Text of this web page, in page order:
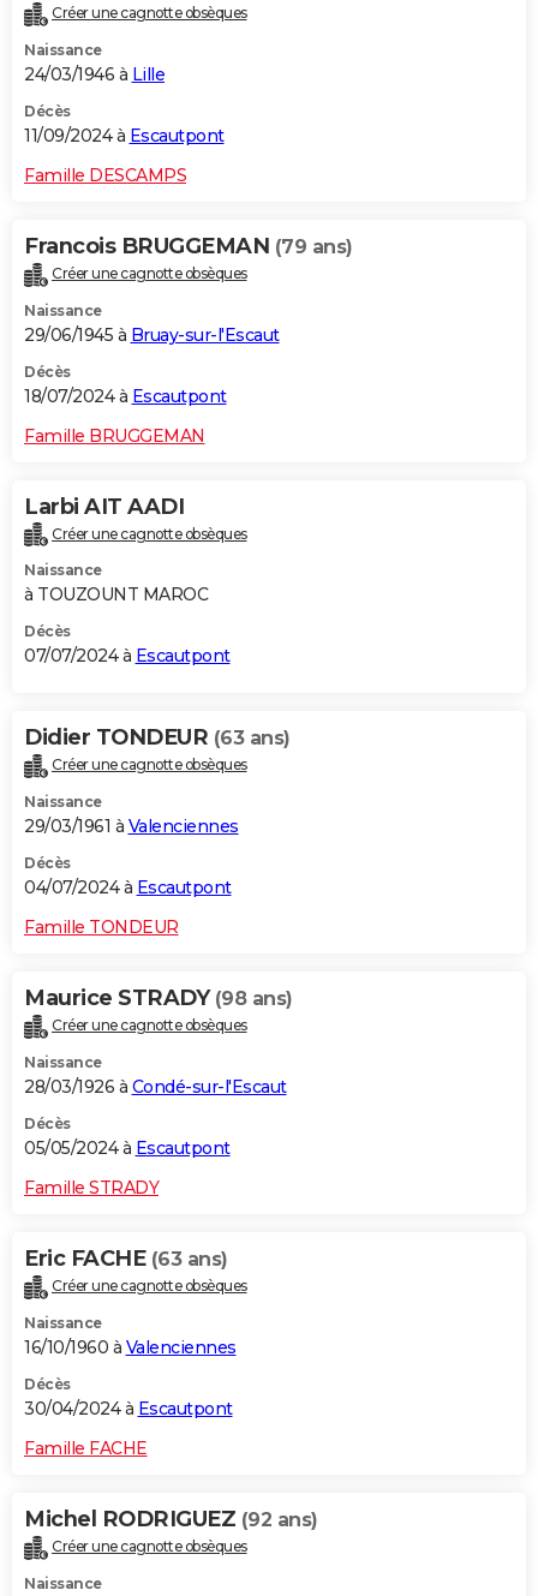
Créer une cagnotte obsèques
Naissance
24/03/1946 à Lille
Décès
11/09/2024 à Escautpont
Famille DESCAMPS
Francois BRUGGEMAN (79 ans)
Créer une cagnotte obsèques
Naissance
29/06/1945 à Bruay-sur-l'Escaut
Décès
18/07/2024 à Escautpont
Famille BRUGGEMAN
Larbi AIT AADI
Créer une cagnotte obsèques
Naissance
à TOUZOUNT MAROC
Décès
07/07/2024 à Escautpont
Didier TONDEUR (63 ans)
Créer une cagnotte obsèques
Naissance
29/03/1961 à Valenciennes
Décès
04/07/2024 à Escautpont
Famille TONDEUR
Maurice STRADY (98 ans)
Créer une cagnotte obsèques
Naissance
28/03/1926 à Condé-sur-l'Escaut
Décès
05/05/2024 à Escautpont
Famille STRADY
Eric FACHE (63 ans)
Créer une cagnotte obsèques
Naissance
16/10/1960 à Valenciennes
Décès
30/04/2024 à Escautpont
Famille FACHE
Michel RODRIGUEZ (92 ans)
Créer une cagnotte obsèques
Naissance